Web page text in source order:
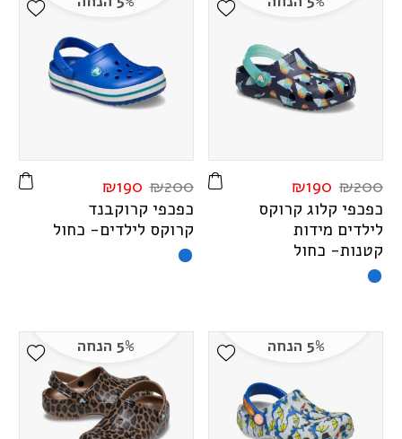
Add Wishlist
₪200
₪190
כפכפי קלוג קרוקס
לילדים מידות
קטנות- כחול
₪200
₪190
כפכפי קרוקבנד
קרוקס לילדים- כחול
Add Wishlist 5% הנחה 5% הנחה